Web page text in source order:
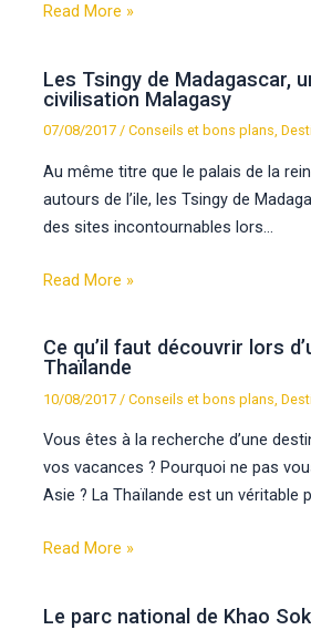
Read More »
Les Tsingy de Madagascar,
civilisation Malagasy
07/08/2017 /Conseils et bons plans ,
Au même titre que le palais de la
autours de l’ile, les Tsingy de
des sites incontournables lors…
Read More »
Ce qu’il faut découvrir lors
Thaïlande
10/08/2017 /Conseils et bons plans ,
Vous êtes à la recherche d’une
vos vacances ? Pourquoi ne pas
Asie ? La Thaïlande est un véritable
Read More »
Le parc national de Khao Sok